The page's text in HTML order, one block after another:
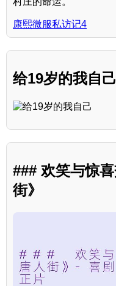
康熙微服私访记4
给19岁的我自己
### 欢笑与惊
街》